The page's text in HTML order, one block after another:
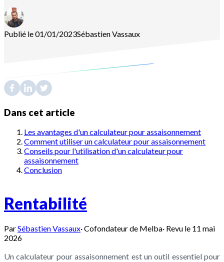
Publié le 01/01/2023SébastienVassaux
Dans cet article
Les avantages d'un calculateur pour assaisonnement
Comment utiliser un calculateur pour assaisonnement
Conseils pour l'utilisation d'un calculateur pour
assaisonnement
Conclusion
Rentabilité
ParSébastien Vassaux·Cofondateur de Melba· Revu le 11 mai
2026
Un calculateur pour assaisonnement est un outil essentiel pour